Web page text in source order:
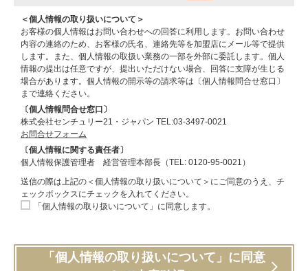
＜個人情報の取り扱いについて＞
お客様の個人情報はお問い合わせへの回答に利用します。お問い合わせ
内容の連絡のため、お客様の氏名、連絡先等を加盟店にメール等で提供
します。また、個人情報の取扱い業務の一部を外部に委託します。個人
情報の提出は任意ですが、提出いただけない場合、回答に支障が生じる
場合があります。個人情報の開示等の請求等は〔個人情報問合せ窓口〕
まで連絡ください。
〔個人情報問合せ窓口〕
株式会社センチュリー21・ジャパン TEL:03-3497-0021
お問合せフォーム
〔個人情報に関する責任者〕
個人情報保護管理者 経営管理本部長（TEL: 0120-95-0021）
送信の際は上記の＜個人情報の取り扱いについて＞にご同意のうえ、チ
ェックボックスにチェックを入れてください。
「個人情報の取り扱いについて」に同意します。
「個人情報の取り扱いについて」に同意